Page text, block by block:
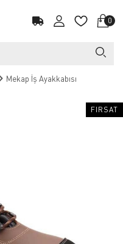
0
Mekap İş Ayakkabısı
FIRSAT